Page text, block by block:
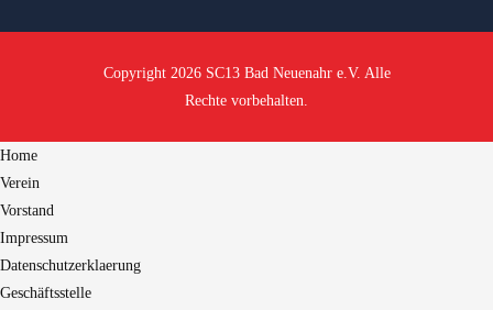
Copyright 2026 SC13 Bad Neuenahr e.V. Alle
Rechte vorbehalten.
Home
Verein
Vorstand
Impressum
Datenschutzerklaerung
Geschäftsstelle